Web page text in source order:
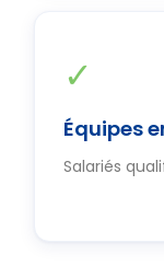
✓
Équipes
Salariés